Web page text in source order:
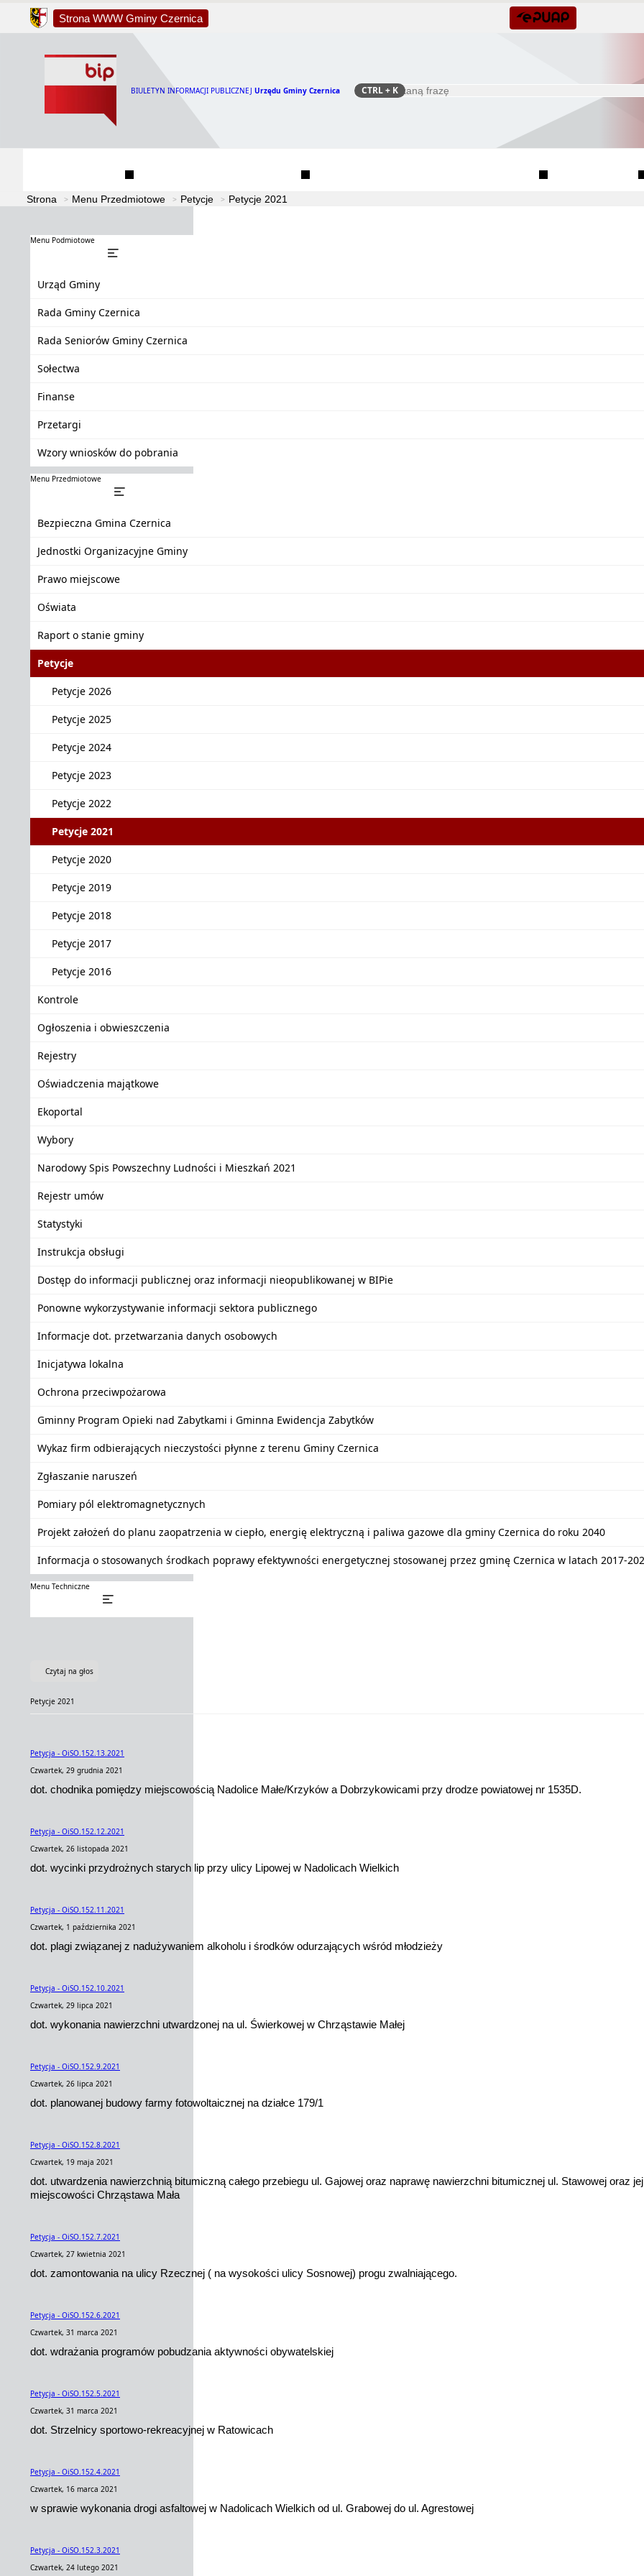
Strona WWW Gminy Czernica
BIULETYN INFORMACJI PUBLICZNEJ Urzędu Gminy Czernica Szukaj
CTRL+ K
Strona Menu Przedmiotowe Petycje Petycje 2021
Menu Podmiotowe
Urząd Gminy
Rada Gminy Czernica
Rada Seniorów Gminy Czernica
Sołectwa
Finanse
Przetargi
Wzory wniosków do pobrania
Menu Przedmiotowe
Bezpieczna Gmina Czernica
Jednostki Organizacyjne Gminy
Prawo miejscowe
Oświata
Raport o stanie gminy
Petycje
Petycje 2026
Petycje 2025
Petycje 2024
Petycje 2023
Petycje 2022
Petycje 2021
Petycje 2020
Petycje 2019
Petycje 2018
Petycje 2017
Petycje 2016
Kontrole
Ogłoszenia i obwieszczenia
Rejestry
Oświadczenia majątkowe
Ekoportal
Wybory
Narodowy Spis Powszechny Ludności i Mieszkań 2021
Rejestr umów
Statystyki
Instrukcja obsługi
Dostęp do informacji publicznej oraz informacji nieopublikowanej w BIPie
Ponowne wykorzystywanie informacji sektora publicznego
Informacje dot. przetwarzania danych osobowych
Inicjatywa lokalna
Ochrona przeciwpożarowa
Gminny Program Opieki nad Zabytkami i Gminna Ewidencja Zabytków
Wykaz firm odbierających nieczystości płynne z terenu Gminy Czernica
Zgłaszanie naruszeń
Pomiary pól elektromagnetycznych
Projekt założeń do planu zaopatrzenia w ciepło, energię elektryczną i paliwa gazowe dla gminy Czernica do roku 2040
Informacja o stosowanych środkach poprawy efektywności energetycznej stosowanej przez gminę Czernica w latach 2017-
Menu Techniczne
Czytaj na głos
Petycje 2021
Petycja - OiSO.152.13.2021
Czwartek, 29 grudnia 2021
dot. chodnika pomiędzy miejscowością Nadolice Małe/Krzyków a Dobrzykowicami przy drodze powiatowej nr 1535D.
Petycja - OiSO.152.12.2021
Czwartek, 26 listopada 2021
dot. wycinki przydrożnych starych lip przy ulicy Lipowej w Nadolicach Wielkich
Petycja - OiSO.152.11.2021
Czwartek, 1 października 2021
dot. plagi związanej z nadużywaniem alkoholu i środków odurzających wśród młodzieży
Petycja - OiSO.152.10.2021
Czwartek, 29 lipca 2021
dot. wykonania nawierzchni utwardzonej na ul. Świerkowej w Chrząstawie Małej
Petycja - OiSO.152.9.2021
Czwartek, 26 lipca 2021
dot. planowanej budowy farmy fotowoltaicznej na działce 179/1
Petycja - OiSO.152.8.2021
Czwartek, 19 maja 2021
dot. utwardzenia nawierzchnią bitumiczną całego przebiegu ul. Gajowej oraz naprawę nawierzchni bitumicznej ul. Stawowej oraz
miejscowości Chrząstawa Mała
Petycja - OiSO.152.7.2021
Czwartek, 27 kwietnia 2021
dot. zamontowania na ulicy Rzecznej ( na wysokości ulicy Sosnowej) progu zwalniającego.
Petycja - OiSO.152.6.2021
Czwartek, 31 marca 2021
dot. wdrażania programów pobudzania aktywności obywatelskiej
Petycja - OiSO.152.5.2021
Czwartek, 31 marca 2021
dot. Strzelnicy sportowo-rekreacyjnej w Ratowicach
Petycja - OiSO.152.4.2021
Czwartek, 16 marca 2021
w sprawie wykonania drogi asfaltowej w Nadolicach Wielkich od ul. Grabowej do ul. Agrestowej
Petycja - OiSO.152.3.2021
Czwartek, 24 lutego 2021